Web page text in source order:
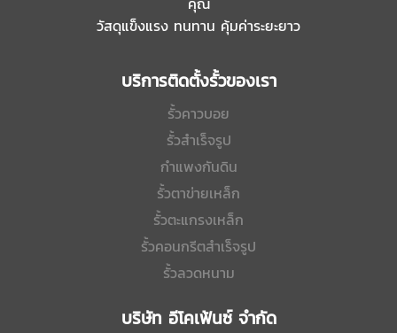
วัสดุแข็งแรง ทนทาน คุ้มค่าระยะยาว
บริการติดตั้งรั้วของเรา
รั้วคาวบอย
รั้วสำเร็จรูป
กำแพงกันดิน
รั้วตาข่ายเหล็ก
รั้วตะแกรงเหล็ก
รั้วคอนกรีตสำเร็จรูป
รั้วลวดหนาม
บริษัท อีโคเฟ้นซ์ จำกัด